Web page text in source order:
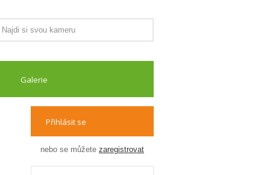
Galerie
Přihlásit se
nebo se můžete zaregistrovat